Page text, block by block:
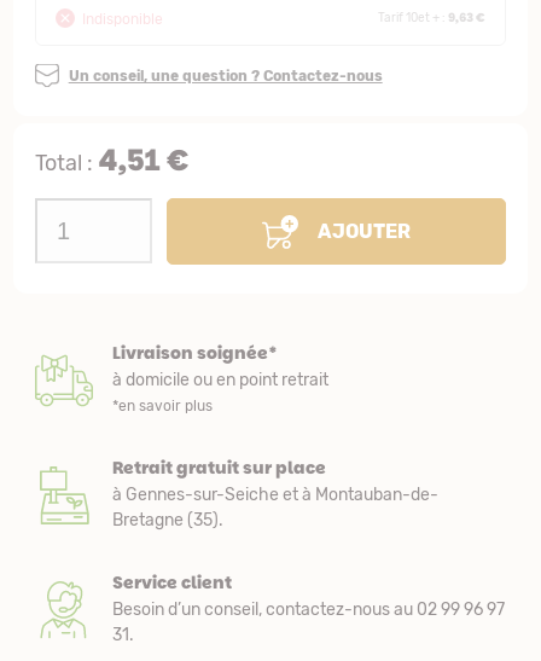
Indisponible Tarif 10et + : 9,63 €
Un conseil, une question ? Contactez-nous
Total : 4,51 €
AJOUTER
Livraison soignée*
à domicile ou en point retrait
*en savoir plus
Retrait gratuit sur place
à Gennes-sur-Seiche et à Montauban-de-
Bretagne (35).
Service client
Besoin d’un conseil, contactez-nous au 02 99 96 97
31.